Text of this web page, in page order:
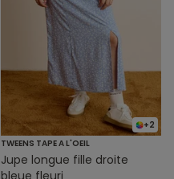
+2
TWEENS TAPE A L'OEIL
Jupe longue fille droite